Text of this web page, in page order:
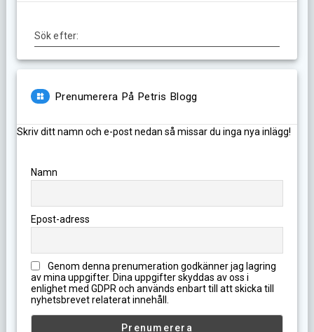
Sök efter:
Prenumerera På Petris Blogg
Skriv ditt namn och e-post nedan så missar du inga nya inlägg!
Namn
Epost-adress
Genom denna prenumeration godkänner jag lagring
av mina uppgifter. Dina uppgifter skyddas av oss i
enlighet med GDPR och används enbart till att skicka till
nyhetsbrevet relaterat innehåll.